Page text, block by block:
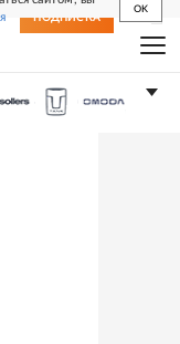
OK
ПОДПИСКА